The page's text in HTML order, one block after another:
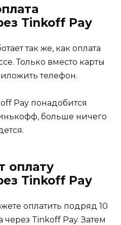
Tinkoff Pay
так же, как оплата
Только вместо карты
телефон.
Pay понадобится
больше ничего
оплату
Tinkoff Pay
оплатить подряд 10
через Tinkoff Pay. Затем